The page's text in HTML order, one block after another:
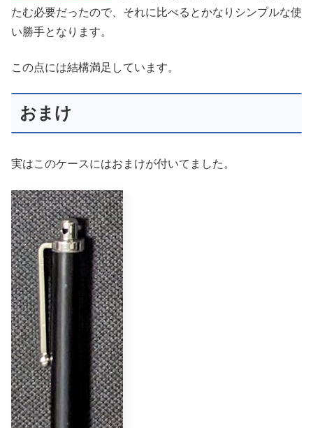
たむ必要だったので、それに比べるとかなりシンプルな使
い勝手となります。
この点には結構満足しています。
おまけ
実はこのケースにはおまけが付いてました。